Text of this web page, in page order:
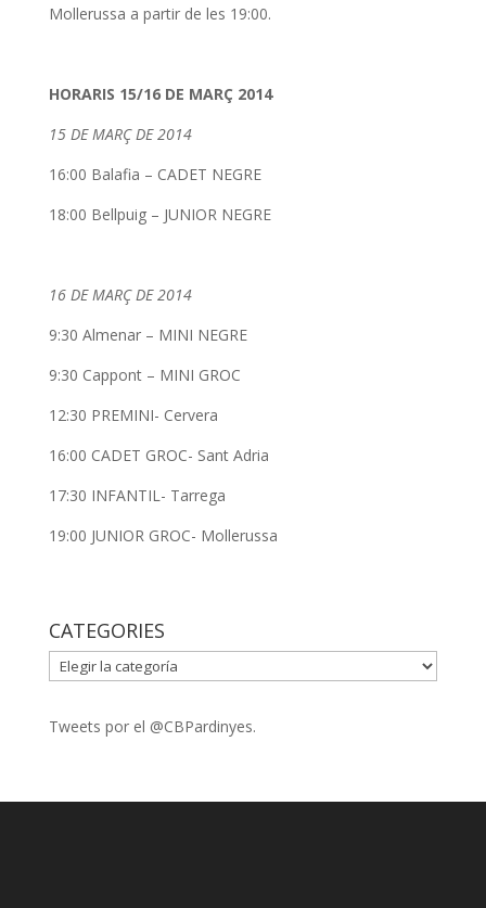
Mollerussa a partir de les 19:00.
HORARIS 15/16 DE MARÇ 2014
15 DE MARÇ DE 2014
16:00 Balafia – CADET NEGRE
18:00 Bellpuig – JUNIOR NEGRE
16 DE MARÇ DE 2014
9:30 Almenar – MINI NEGRE
9:30 Cappont – MINI GROC
12:30 PREMINI- Cervera
16:00 CADET GROC- Sant Adria
17:30 INFANTIL- Tarrega
19:00 JUNIOR GROC- Mollerussa
CATEGORIES
CATEGORIES
Tweets por el @CBPardinyes.